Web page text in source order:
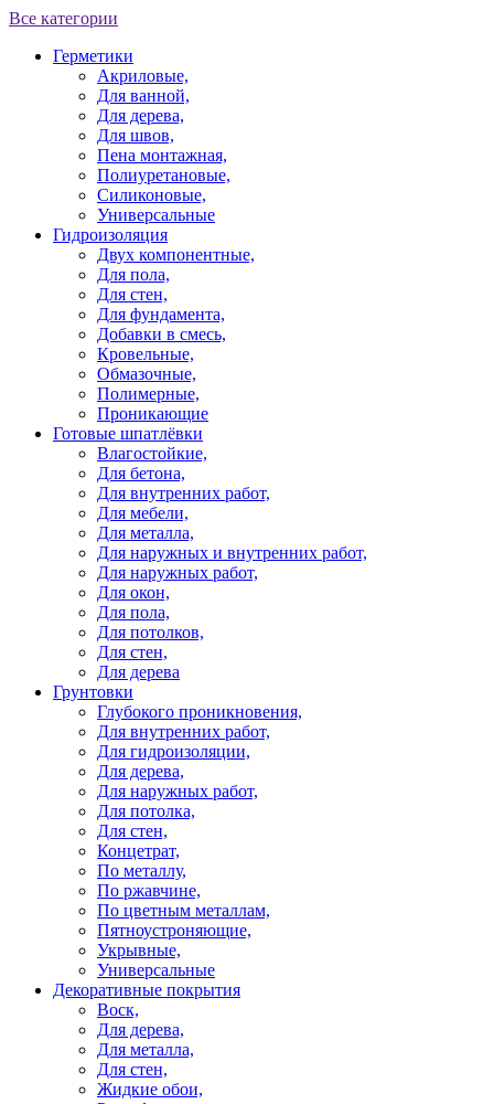
Все категории
Герметики
Акриловые,
Для ванной,
Для дерева,
Для швов,
Пена монтажная,
Полиуретановые,
Силиконовые,
Универсальные
Гидроизоляция
Двух компонентные,
Для пола,
Для стен,
Для фундамента,
Добавки в смесь,
Кровельные,
Обмазочные,
Полимерные,
Проникающие
Готовые шпатлёвки
Влагостойкие,
Для бетона,
Для внутренних работ,
Для мебели,
Для металла,
Для наружных и внутренних работ,
Для наружных работ,
Для окон,
Для пола,
Для потолков,
Для стен,
Для дерева
Грунтовки
Глубокого проникновения,
Для внутренних работ,
Для гидроизоляции,
Для дерева,
Для наружных работ,
Для потолка,
Для стен,
Концетрат,
По металлу,
По ржавчине,
По цветным металлам,
Пятноустроняющие,
Укрывные,
Универсальные
Декоративные покрытия
Воск,
Для дерева,
Для металла,
Для стен,
Жидкие обои,